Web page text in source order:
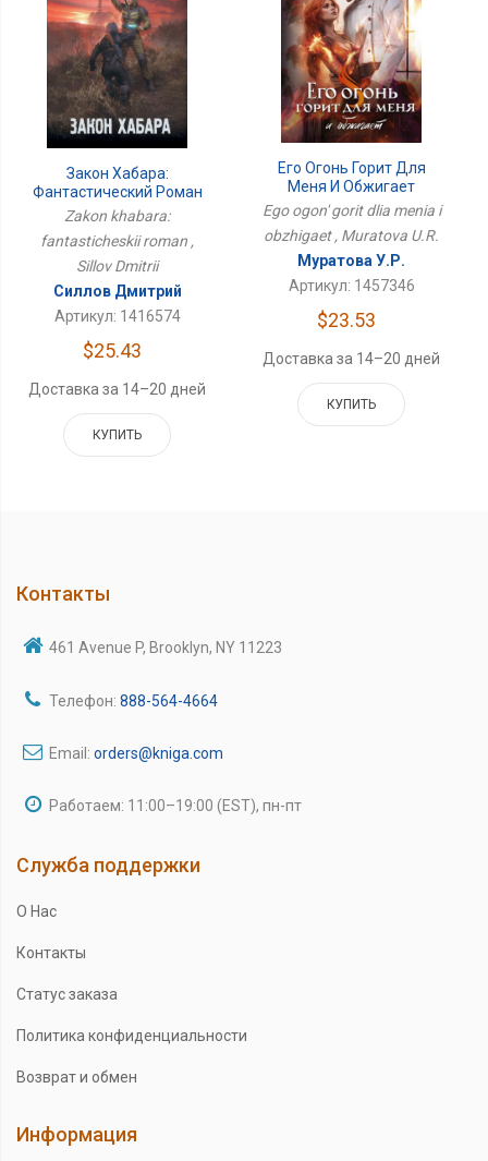
Закон Хабара:
Фантастический Роман
Zakon khabara:
fantasticheskii roman ,
Sillov Dmitrii
Силлов Дмитрий
Артикул: 1416574
$25.43
Доставка за 14–20 дней
КУПИТЬ
Его Огонь Горит Для
Меня И Обжигает
Ego ogon' gorit dlia menia i
obzhigaet , Muratova U.R.
Муратова У.Р.
Артикул: 1457346
$23.53
Доставка за 14–20 дней
КУПИТЬ
Контакты
461 Avenue P, Brooklyn, NY 11223
Телефон: 888-564-4664
Email: orders@kniga.com
Работаем: 11:00–19:00 (EST), пн-пт
Служба поддержки
О Нас
Контакты
Статус заказа
Политика конфиденциальности
Возврат и обмен
Информация